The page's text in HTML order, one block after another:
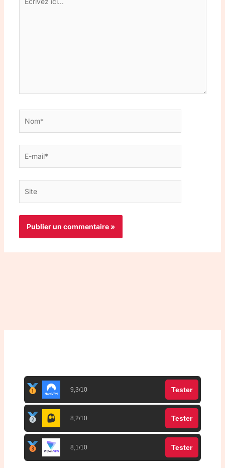
ici…
mail*
9,3/10 Tester
8,2/10 Tester
8,1/10 Tester